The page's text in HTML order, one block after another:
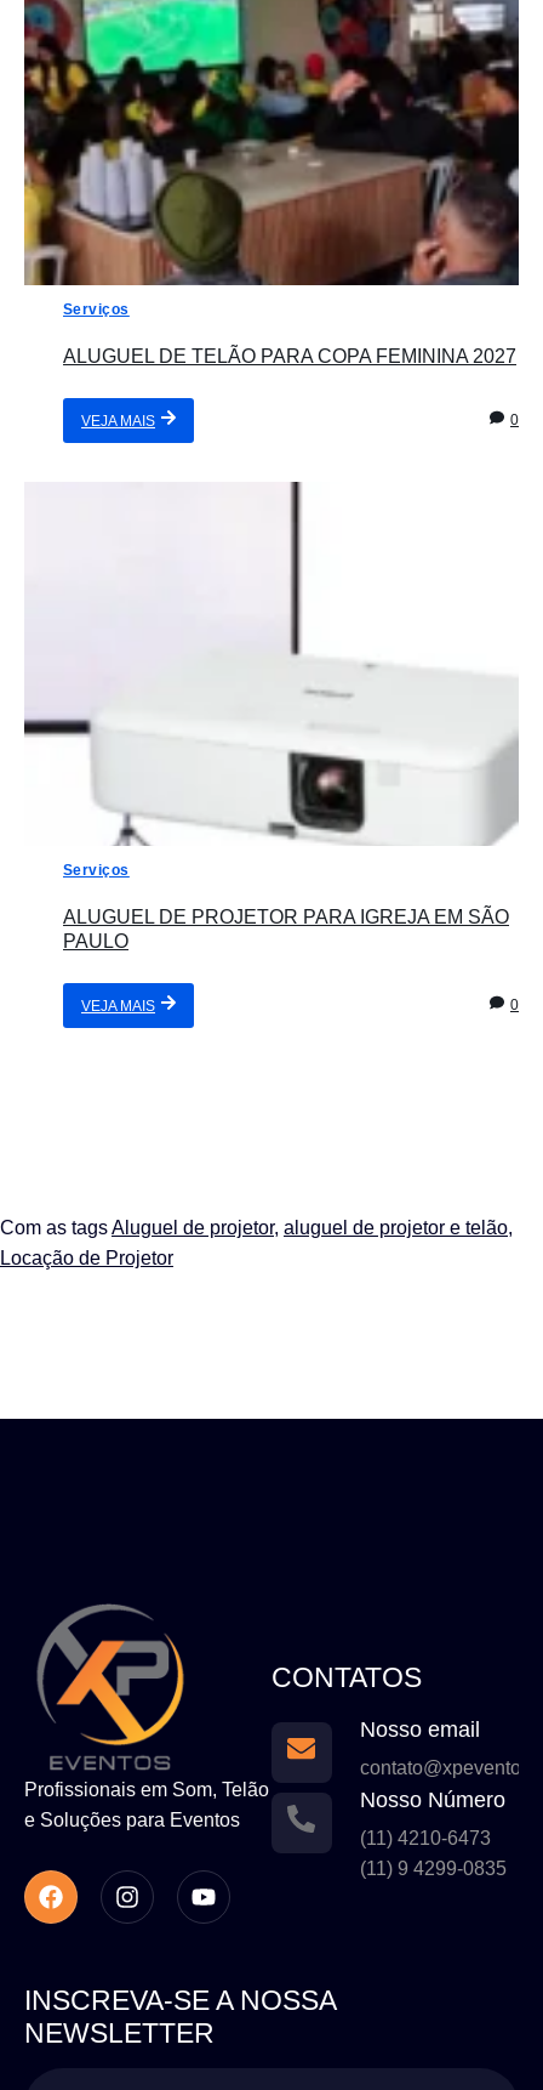
Serviços
ALUGUEL DE TELÃO PARA COPA FEMININA 2027
VEJA MAIS 0
Serviços
ALUGUEL DE PROJETOR PARA IGREJA EM SÃO
PAULO
VEJA MAIS 0
Com as tagsAluguel de projetor, aluguel de projetor e telão,
Locação de Projetor
Profissionais em Som, Telão
e Soluções para Eventos
CONTATOS
Nosso email
Nosso Número
(11) 4210-6473
(11) 9 4299-0835
INSCREVA-SE A NOSSA
NEWSLETTER